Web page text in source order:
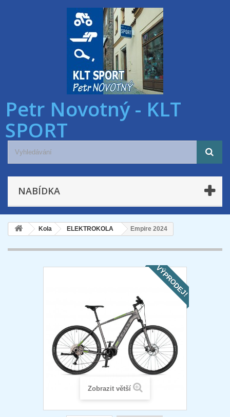
Petr Novotný - KLT
SPORT
NABÍDKA
Kola ELEKTROKOLA Empire 2024
VÝPRODEJ!
Zobrazit větší